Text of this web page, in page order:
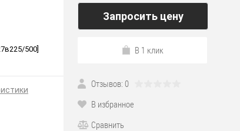
500]
Запросить цену
В 1 клик
Отзывов: 0
В избранное
Сравнить